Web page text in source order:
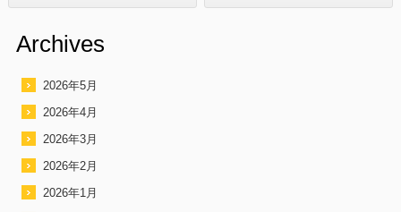
Archives
2026年5月
2026年4月
2026年3月
2026年2月
2026年1月